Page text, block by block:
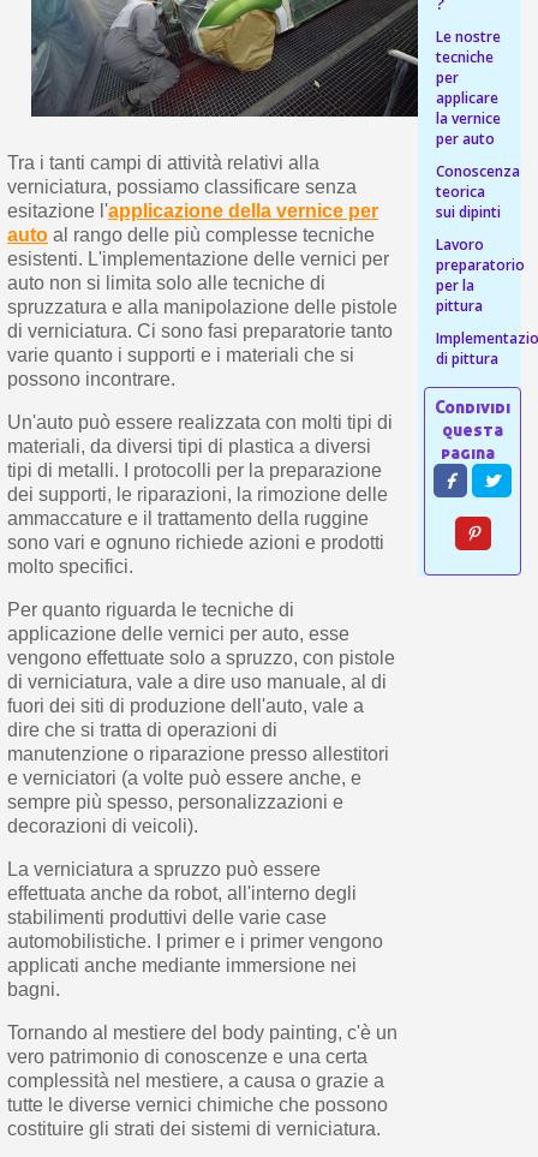
Tra i tanti campi di attività relativi alla
verniciatura, possiamo classificare senza
esitazione l'applicazione della vernice per
autoal rango delle più complesse tecniche
esistenti. L'implementazione delle vernici per
auto non si limita solo alle tecniche di
spruzzatura e alla manipolazione delle pistole
di verniciatura. Ci sono fasi preparatorie tanto
varie quanto i supporti e i materiali che si
possono incontrare.
Un'auto può essere realizzata con molti tipi di
materiali, da diversi tipi di plastica a diversi
tipi di metalli. I protocolli per la preparazione
dei supporti, le riparazioni, la rimozione delle
ammaccature e il trattamento della ruggine
sono vari e ognuno richiede azioni e prodotti
molto specifici.
Per quanto riguarda le tecniche di
applicazione delle vernici per auto, esse
vengono effettuate solo a spruzzo, con pistole
di verniciatura, vale a dire uso manuale, al di
fuori dei siti di produzione dell'auto, vale a
dire che si tratta di operazioni di
manutenzione o riparazione presso allestitori
e verniciatori (a volte può essere anche, e
sempre più spesso, personalizzazioni e
decorazioni di veicoli).
La verniciatura a spruzzo può essere
effettuata anche da robot, all'interno degli
stabilimenti produttivi delle varie case
automobilistiche. I primer e i primer vengono
applicati anche mediante immersione nei
bagni.
Tornando al mestiere del body painting, c'è un
vero patrimonio di conoscenze e una certa
complessità nel mestiere, a causa o grazie a
tutte le diverse vernici chimiche che possono
costituire gli strati dei sistemi di verniciatura.
Le nostre
tecniche
per
applicare
la vernice
per auto
Conoscenza
teorica
sui dipinti
Lavoro
preparatorio
per la
pittura
di pittura